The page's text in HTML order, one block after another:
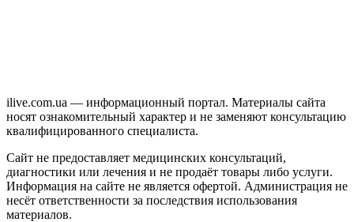
ilive.com.ua — информационный портал. Материалы сайта
носят ознакомительный характер и не заменяют консультацию
квалифицированного специалиста.
Сайт не предоставляет медицинских консультаций,
диагностики или лечения и не продаёт товары либо услуги.
Информация на сайте не является офертой. Администрация не
несёт ответственности за последствия использования
материалов.